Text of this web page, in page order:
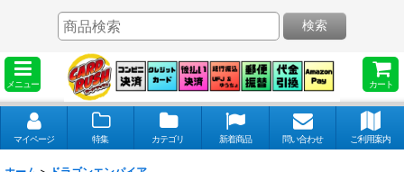
メニュー カート
検索
マイページ 特集 カテゴリ 新着商品 問い合わせ ご利用案内